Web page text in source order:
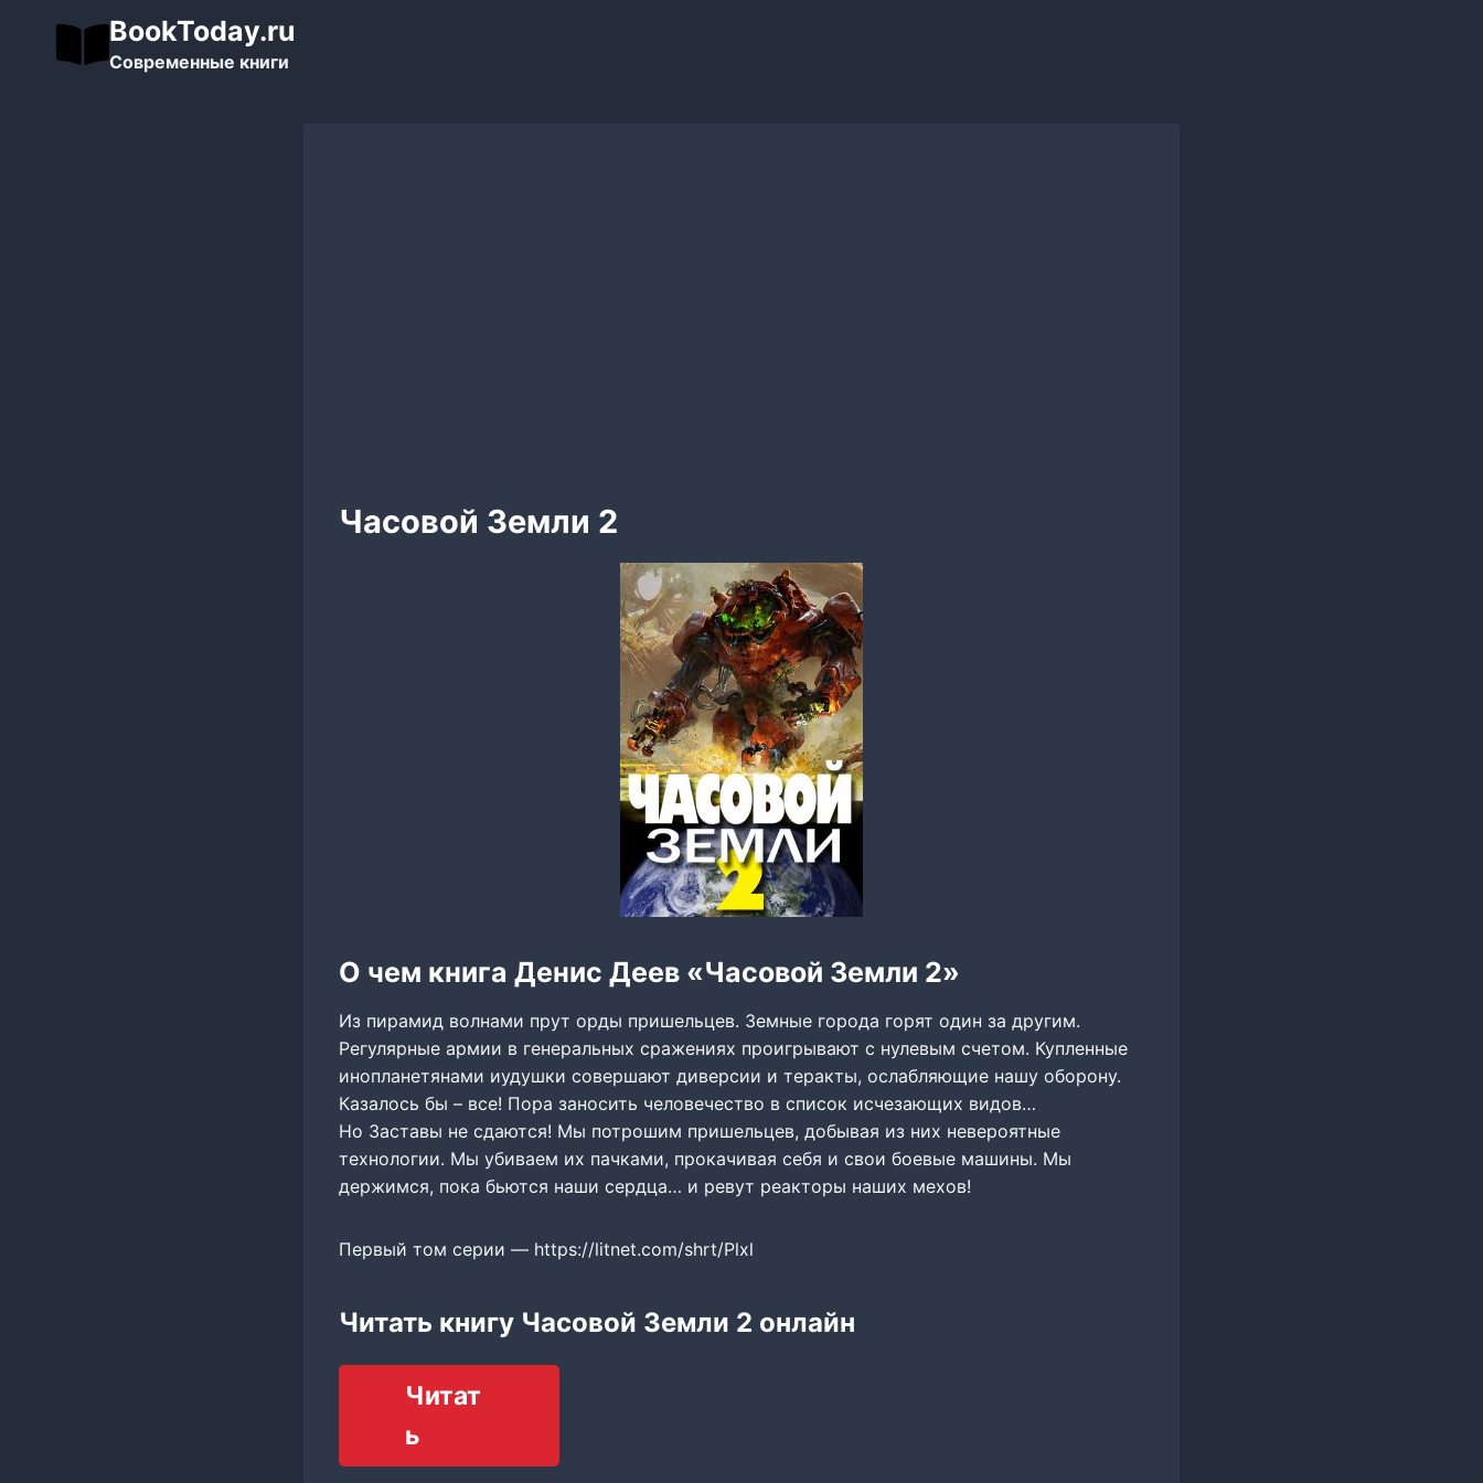
содержимому
BookToday.ru
Современные книги
Часовой Земли 2
О чем книга Денис Деев «Часовой Земли 2»
Из пирамид волнами прут орды пришельцев. Земные города горят один за другим.
Регулярные армии в генеральных сражениях проигрывают с нулевым счетом. Купленные
инопланетянами иудушки совершают диверсии и теракты, ослабляющие нашу оборону.
Казалось бы – все! Пора заносить человечество в список исчезающих видов…
Но Заставы не сдаются! Мы потрошим пришельцев, добывая из них невероятные
технологии. Мы убиваем их пачками, прокачивая себя и свои боевые машины. Мы
держимся, пока бьются наши сердца… и ревут реакторы наших мехов!
Первый том серии — https://litnet.com/shrt/Plxl
Читать книгу Часовой Земли 2 онлайн
Читат
ь